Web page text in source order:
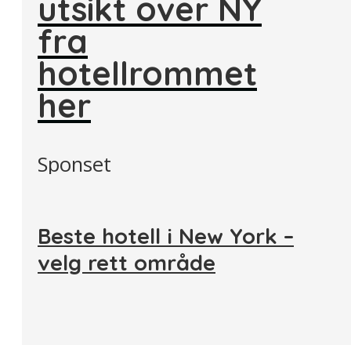
utsikt over NY
fra
hotellrommet
her
Sponset
Beste hotell i New York –
velg rett område